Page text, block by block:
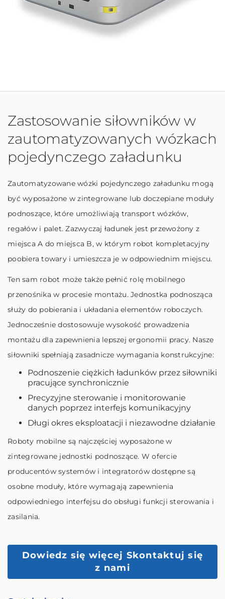
Zastosowanie siłowników w
zautomatyzowanych wózkach
pojedynczego załadunku
Zautomatyzowane wózki pojedynczego załadunku mogą
być wyposażone w zintegrowane lub doczepiane moduły
podnoszące, które umożliwiają transport wózków,
regałów i palet. Zazwyczaj ładunek jest przewożony z
miejsca A do miejsca B, w którym robot kompletacyjny
poobiera towary i umieszcza je w odpowiednim miejscu.
Ten sam robot może także pełnić rolę mobilnego
przenośnika w procesie montażu. Jednostka podnosząca
służy do pobierania i układania elementów roboczych.
Jednocześnie dostosowuje wysokość prowadzenia
montażu dla zapewnienia lepszej ergonomii pracy. Nasze
siłowniki spełniają zasadnicze wymagania konstrukcyjne:
Podnoszenie ciężkich ładunków przez siłowniki
pracujące synchronicznie
Precyzyjne sterowanie i monitorowanie
danych poprzez interfejs komunikacyjny
Długi okres eksploatacji i niezawodne działanie
Roboty mobilne są najczęściej wyposażone w
zintegrowane jednostki podnoszące. W ofercie
producentów systemów i integratorów dostępne są
osobne moduły, które wymagają zapewnienia
odpowiedniego interfejsu do obsługi funkcji sterowania i
zasilania.
Dowiedz się więcej Skontaktuj się
z nami